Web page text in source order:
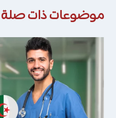
موضوعات ذات صلة